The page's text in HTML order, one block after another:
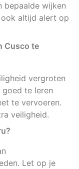
bepaalde wijken
altijd alert op
Cusco te
vergroten
te leren
te vervoeren.
veiligheid.
Let op je